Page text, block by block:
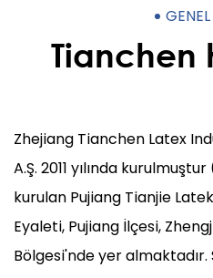
Tianchen
Zhejiang Tianchen Latex
A.Ş. 2011 yılında
kurulan Pujiang Tianjie
Eyaleti, Pujiang İlçesi,
Bölgesi'nde yer